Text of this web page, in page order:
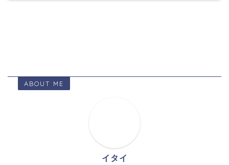
ABOUT ME
イタイ